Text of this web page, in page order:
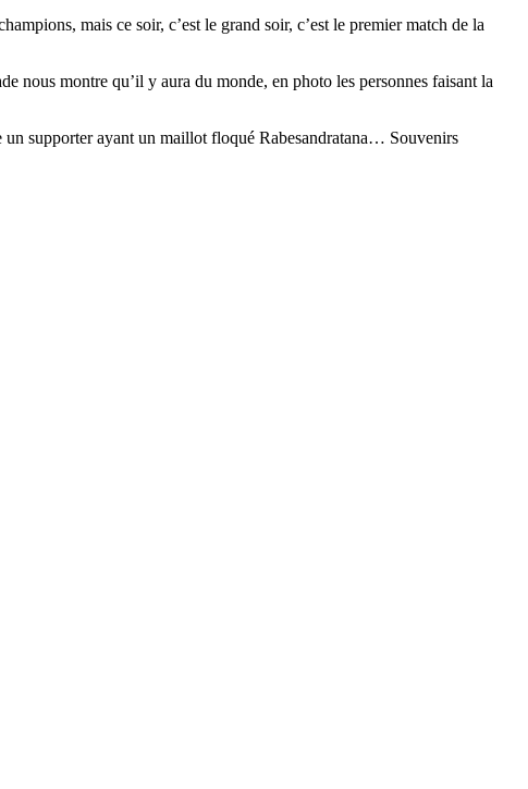
mais ce soir, c’est le grand soir, c’est le premier match de la
nous montre qu’il y aura du monde, en photo les personnes faisant la
un supporter ayant un maillot floqué Rabesandratana… Souvenirs